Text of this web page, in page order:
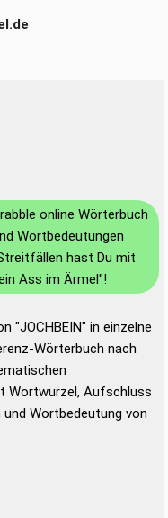
online Wörterbuch
Wortbedeutungen
hast Du mit
Ass im Ärmel"!
"JOCHBEIN" in einzelne
Wörterbuch nach
Wortwurzel, Aufschluss
Wortbedeutung von